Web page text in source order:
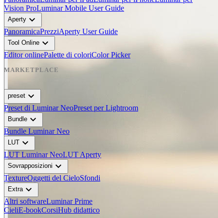
arrow_back_ios
arrow_forward_ios
AFTER
Vision ProLuminar Mobile User Guide
Aperty expand_more
PanoramicaPrezziAperty User Guide
Tool Online expand_more
Editor onlinePalette di coloriColor Picker
MARKETPLACE
preset expand_more
Preset di Luminar NeoPreset per Lightroom
Bundle expand_more
Bundle Luminar Neo
LUT expand_more
LUT Luminar NeoLUT Aperty
Sovrapposizioni expand_more
TextureOggetti del CieloSfondi
Extraexpand_more
Altri softwareLuminar Prime
CieliE-bookCorsiHub didattico